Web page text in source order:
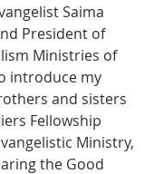
Saima
President of
Ministries of
introduce my
and sisters
Fellowship
Ministry,
the Good